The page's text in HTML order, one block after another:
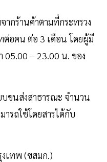
ากร้านค้าตามที่กระทรวง
อคน ต่อ 3 เดือน โดยผู้มี
05.00 – 23.00 น. ของ
บขนส่งสาธารณะ จำนวน
รถใช้โดยสารได้กับ
เทพ (ขสมก.)